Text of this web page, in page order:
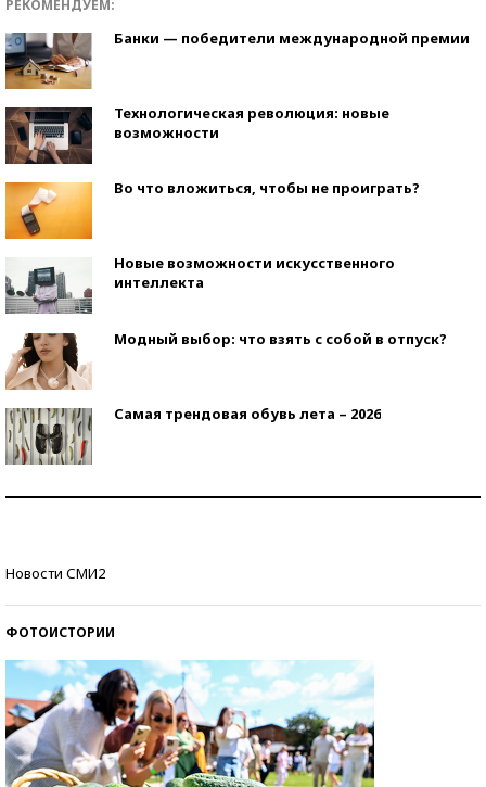
РЕКОМЕНДУЕМ:
Банки — победители международной премии
Технологическая революция: новые
возможности
Во что вложиться, чтобы не проиграть?
Новые возможности искусственного
интеллекта
Модный выбор: что взять с собой в отпуск?
Самая трендовая обувь лета – 2026
Новости СМИ2
ФОТОИСТОРИИ